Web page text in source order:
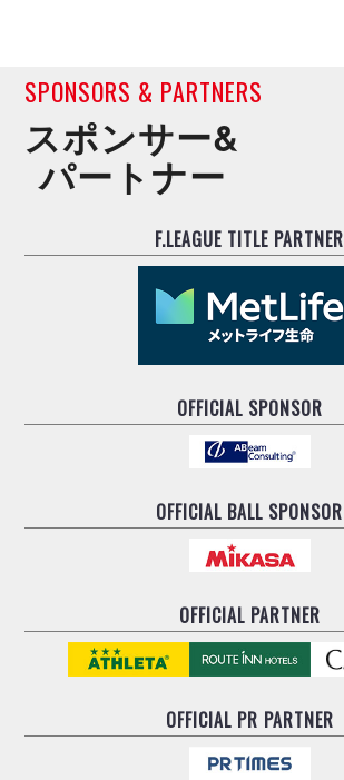
SPONSORS & PARTNERS
スポンサー&
パートナー
F.LEAGUE TITLE PARTNER
OFFICIAL SPONSOR
OFFICIAL BALL SPONSOR
OFFICIAL PARTNER
OFFICIALPR PARTNER